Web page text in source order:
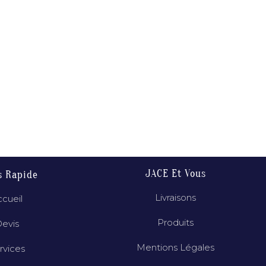
Rapide JACE Et Vous
Livraisons
Produits
Mentions Légales